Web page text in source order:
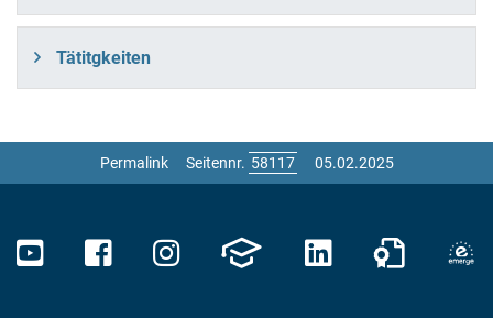
Tätitgkeiten
Permalink Seitennr. 05.02.2025